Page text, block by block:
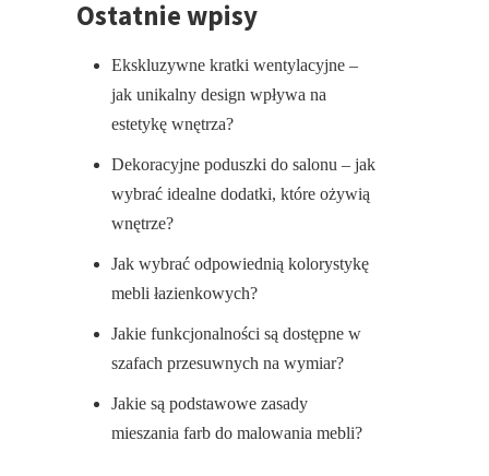
Ostatnie wpisy
Ekskluzywne kratki wentylacyjne –
jak unikalny design wpływa na
estetykę wnętrza?
Dekoracyjne poduszki do salonu – jak
wybrać idealne dodatki, które ożywią
wnętrze?
Jak wybrać odpowiednią kolorystykę
mebli łazienkowych?
Jakie funkcjonalności są dostępne w
szafach przesuwnych na wymiar?
Jakie są podstawowe zasady
mieszania farb do malowania mebli?